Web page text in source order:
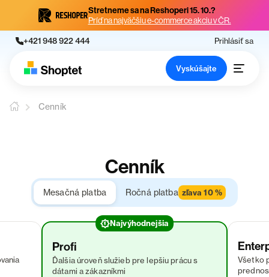
Stretneme sa na Reshoperi 15. 10.?
Príď na najväčšiu e-commerce akciu v ČR.
+421 948 922 444 Prihlásiť sa
Vyskúšajte
Cenník
Cenník
Mesačná platba Ročná platba zľava 10 %
Najvýhodnejšia
Profi
Ďalšia úroveň služieb pre lepšiu prácu s
dátami a zákazníkmi
Všetko